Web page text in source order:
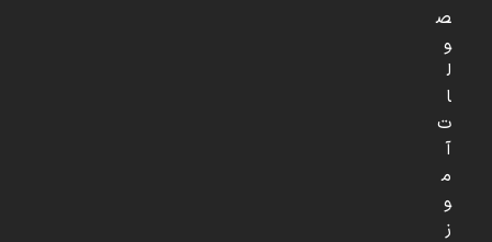
ص
و
ل
ا
ت
آ
م
و
ز